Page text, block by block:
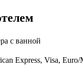
с ванной
Express, Visa, Euro/